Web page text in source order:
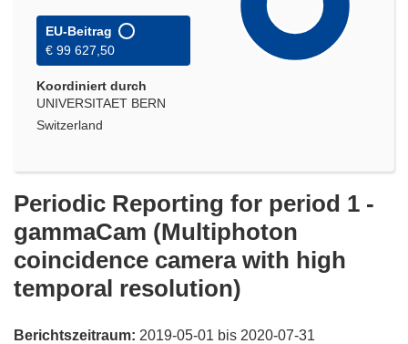
EU-Beitrag
€ 99 627,50
Koordiniert durch
UNIVERSITAET BERN
Switzerland
Periodic Reporting for period 1 -
gammaCam (Multiphoton
coincidence camera with high
temporal resolution)
Berichtszeitraum: 2019-05-01 bis 2020-07-31